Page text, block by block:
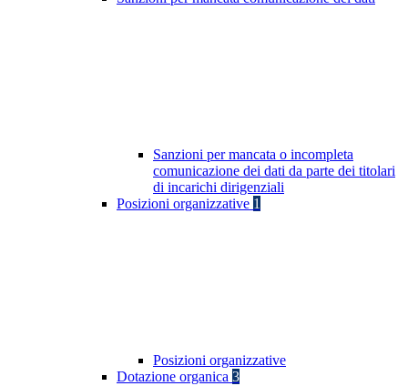
Sanzioni per mancata o incompleta
comunicazione dei dati da parte dei titolari
di incarichi dirigenziali
Posizioni organizzative 1
Posizioni organizzative
Dotazione organica 3